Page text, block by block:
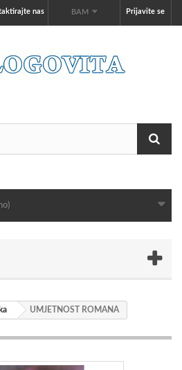
Prijavite se
BAM
nas
UMJETNOST ROMANA